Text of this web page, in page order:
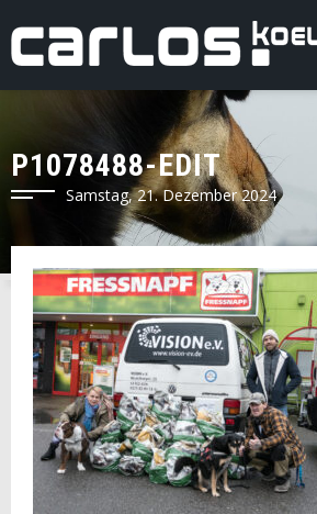
P1078488-EDIT
Samstag, 21. Dezember 2024